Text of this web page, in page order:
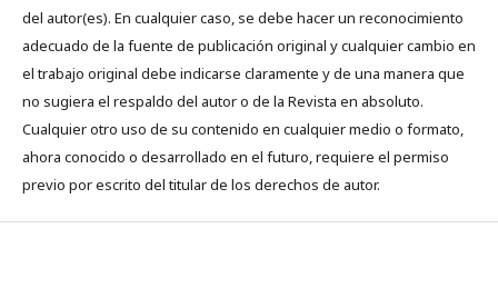
del autor(es). En cualquier caso, se debe hacer un reconocimiento
adecuado de la fuente de publicación original y cualquier cambio en
el trabajo original debe indicarse claramente y de una manera que
no sugiera el respaldo del autor o de la Revista en absoluto.
Cualquier otro uso de su contenido en cualquier medio o formato,
ahora conocido o desarrollado en el futuro, requiere el permiso
previo por escrito del titular de los derechos de autor.